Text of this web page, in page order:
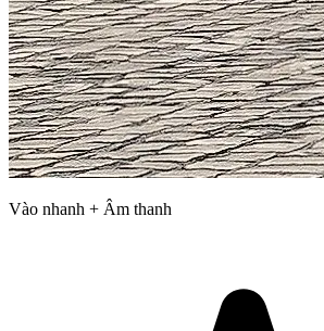
Vào nhanh + Âm thanh